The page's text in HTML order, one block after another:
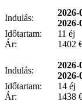
Indulás:
2026-
2026-
Időtartam:
11 éj
Ár:
1402
Indulás:
2026-
2026-
Időtartam:
14 éj
Ár:
1438